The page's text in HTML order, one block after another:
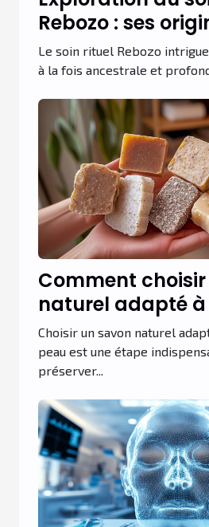
Rebozo : ses
bénéfices ?
Le soin rituel Rebozo
à la fois ancestrale et
Comment
naturel adapté
de peau ?
Choisir un savon naturel
peau est une étape
préserver...